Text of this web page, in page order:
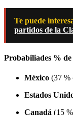
Te puede
partidos de la
Probabiliades %
México (37 %
Estados
Canadá (15